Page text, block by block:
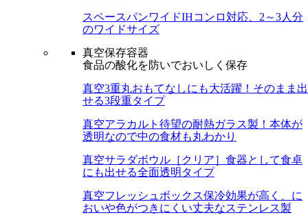
スペースパンワイドIHコンロ対応、2～3人分
のワイドサイズ
真空保存容器
食品の酸化を防いでおいしく保存
真空3重丸おもてなしにも大活躍！そのまま出
せる3段重タイプ
真空アラカルト 待望の耐熱ガラス製！本体が
透明なので中の食材も丸わかり
真空サラダボウル［クリア］ 食器として食卓
にも出せる全面透明タイプ
真空フレッシュボックス保冷効果が高く、に
おいや色がつきにくい丈夫なステンレス製